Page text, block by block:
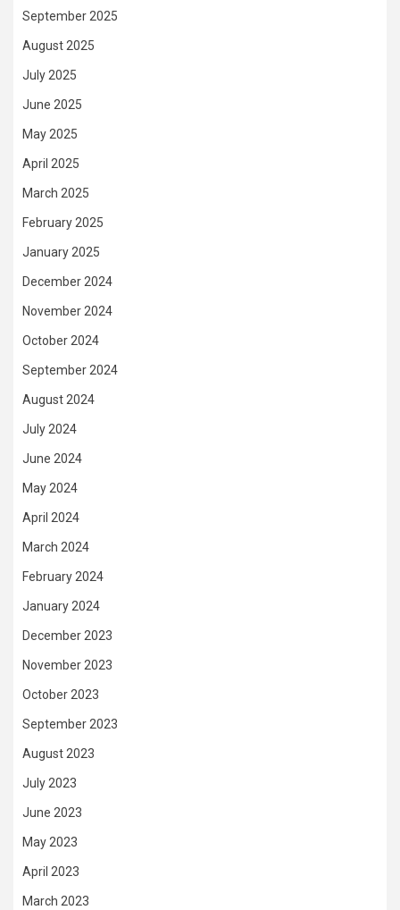
September 2025
August 2025
July 2025
June 2025
May 2025
April 2025
March 2025
February 2025
January 2025
December 2024
November 2024
October 2024
September 2024
August 2024
July 2024
June 2024
May 2024
April 2024
March 2024
February 2024
January 2024
December 2023
November 2023
October 2023
September 2023
August 2023
July 2023
June 2023
May 2023
April 2023
March 2023